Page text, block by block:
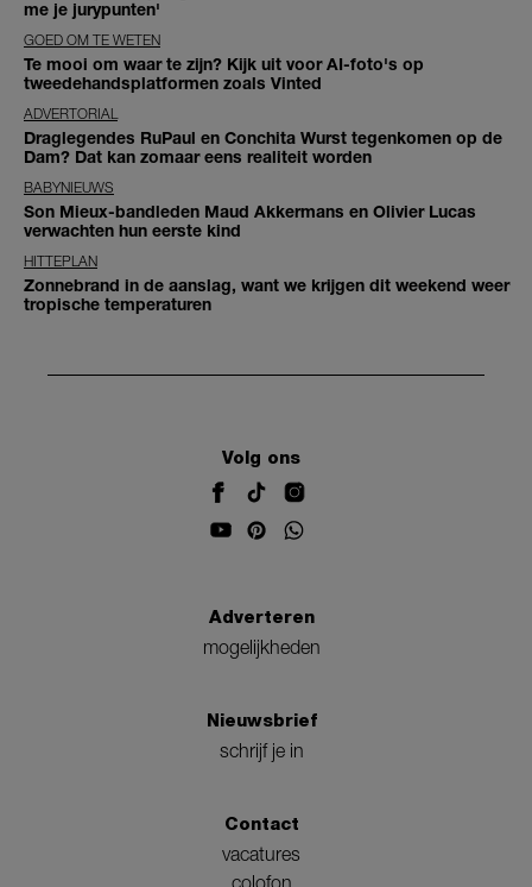
me je jurypunten'
GOED OM TE WETEN
Te mooi om waar te zijn? Kijk uit voor AI-foto's op
tweedehandsplatformen zoals Vinted
ADVERTORIAL
Draglegendes RuPaul en Conchita Wurst tegenkomen op de
Dam? Dat kan zomaar eens realiteit worden
BABYNIEUWS
Son Mieux-bandleden Maud Akkermans en Olivier Lucas
verwachten hun eerste kind
HITTEPLAN
Zonnebrand in de aanslag, want we krijgen dit weekend weer
tropische temperaturen
Volg ons
Adverteren
mogelijkheden
Nieuwsbrief
schrijf je in
Contact
vacatures
colofon